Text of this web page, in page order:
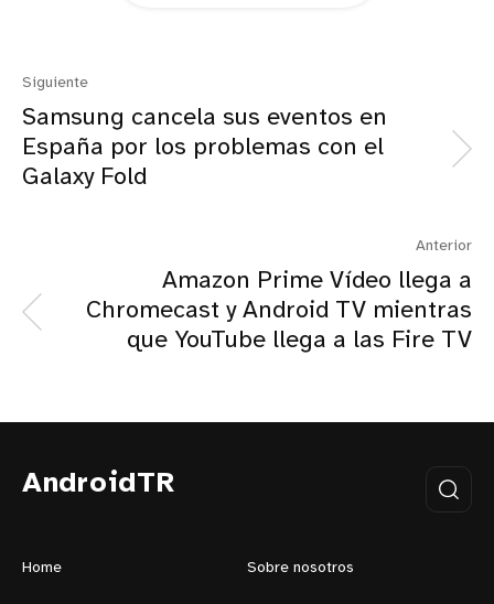
Siguiente
Samsung cancela sus eventos en
España por los problemas con el
Galaxy Fold
Anterior
Amazon Prime Vídeo llega a
Chromecast y Android TV mientras
que YouTube llega a las Fire TV
AndroidTR
Home Sobre nosotros